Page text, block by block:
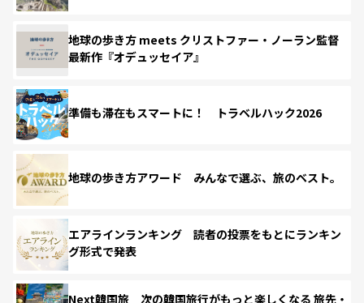
地球の歩き方 meets クリストファー・ノーラン監督
最新作『オデュッセイア』
準備も滞在もスマートに！ トラベルハック2026
地球の歩き方アワード みんなで選ぶ、旅のベスト。
エアラインランキング 読者の投票をもとにランキン
グ形式で発表
Next韓国旅 次の韓国旅行がもっと楽しくなる 旅先・